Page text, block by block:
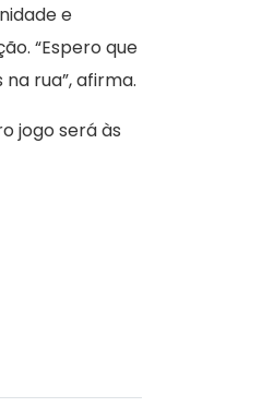
e
“Espero que
rua”, afirma.
jogo será às